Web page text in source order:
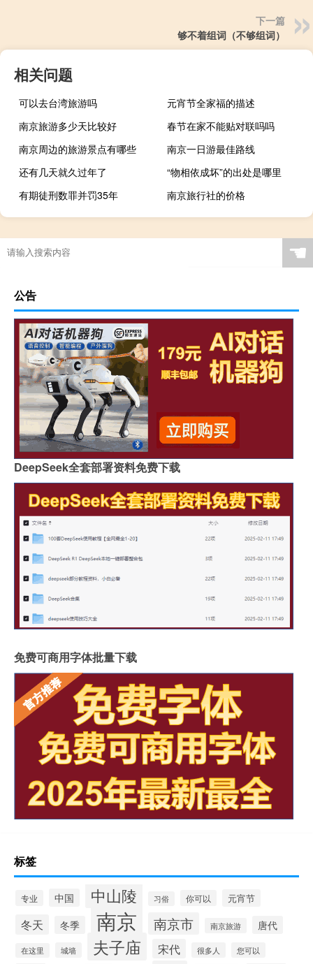
下一篇
够不着组词（不够组词）
相关问题
可以去台湾旅游吗
元宵节全家福的描述
南京旅游多少天比较好
春节在家不能贴对联吗吗
南京周边的旅游景点有哪些
南京一日游最佳路线
还有几天就久过年了
“物相依成坏”的出处是哪里
有期徒刑数罪并罚35年
南京旅行社的价格
☚
公告
DeepSeek全套部署资料免费下载
免费可商用字体批量下载
标签
专业 中国 中山陵 习俗 你可以 元宵节
冬天 冬季 南京 南京市 南京旅游 唐代
在这里 城墙 夫子庙 宋代 很多人 您可以